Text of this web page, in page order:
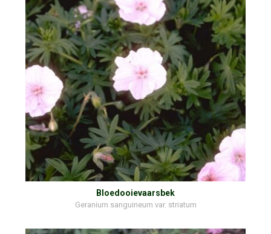
Bloedooievaarsbek
Geranium sanguineum var. striatum